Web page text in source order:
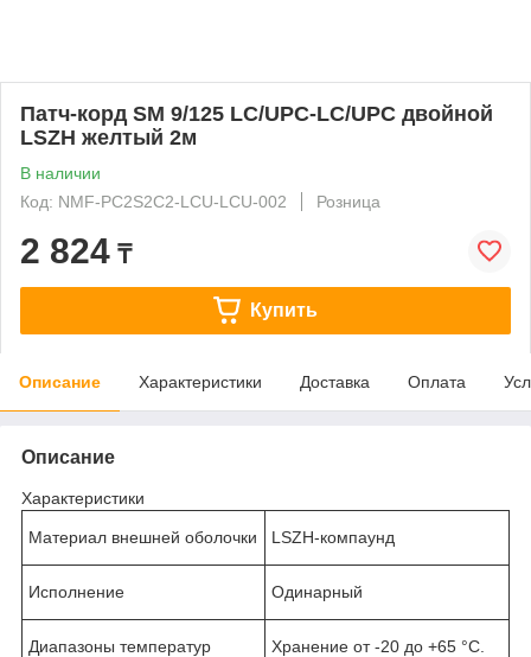
Патч-корд SM 9/125 LC/UPC-LC/UPC двойной
LSZH желтый 2м
В наличии
Код: NMF-PC2S2C2-LCU-LCU-002
Розница
2 824 ₸
Купить
Описание Характеристики Доставка Оплата
Описание
Характеристики
Материал внешней оболочки LSZH-компаунд
Исполнение Одинарный
Диапазоны температур
Хранение от -20 до +65 °C.